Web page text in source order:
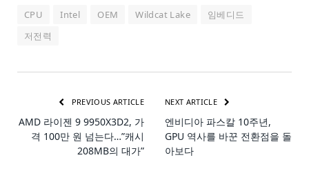
CPU Intel OEM Wildcat Lake
임베디드
저전력
PREVIOUS ARTICLE
AMD 라이젠 9 9950X3D2, 가
격 100만 원 넘는다…”캐시
208MB의 대가”
NEXT ARTICLE
엔비디아 파스칼 10주년,
GPU 역사를 바꾼 전환점을 돌
아보다